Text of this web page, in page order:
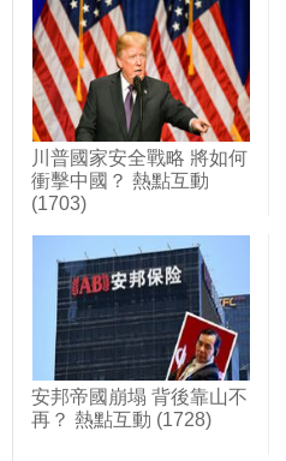
川普國家安全戰略 將如何
衝擊中國？ 熱點互動
(1703)
安邦帝國崩塌 背後靠山不
再？ 熱點互動 (1728)